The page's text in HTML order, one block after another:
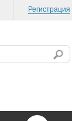
Регистрация